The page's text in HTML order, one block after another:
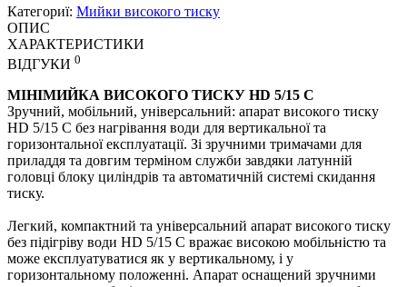
Категориї: Мийки високого тиску
ОПИС
ХАРАКТЕРИСТИКИ
ВІДГУКИ 0
МІНІМИЙКА ВИСОКОГО ТИСКУ HD 5/15 C
Зручний, мобільний, універсальний: апарат високого тиску
HD 5/15 C без нагрівання води для вертикальної та
горизонтальної експлуатації. Зі зручними тримачами для
приладдя та довгим терміном служби завдяки латунній
головці блоку циліндрів та автоматичній системі скидання
тиску.
Легкий, компактний та універсальний апарат високого тиску
без підігріву води HD 5/15 C вражає високою мобільністю та
може експлуатуватися як у вертикальному, і у
горизонтальному положенні. Апарат оснащений зручними